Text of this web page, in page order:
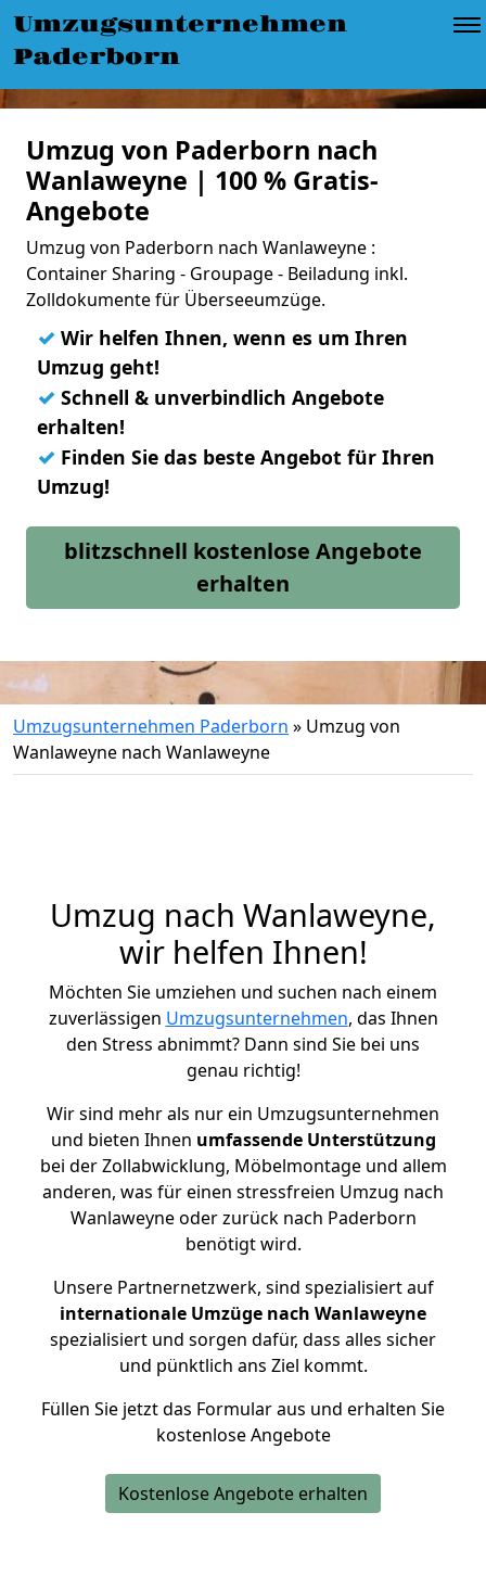
Umzugsunternehmen
Paderborn
Umzug von Paderborn nach
Wanlaweyne | 100 % Gratis-
Angebote
Umzug von Paderborn nach Wanlaweyne :
Container Sharing - Groupage - Beiladung inkl.
Zolldokumente für Überseeumzüge.
✓ Wir helfen Ihnen, wenn es um Ihren
Umzug geht!
✓ Schnell & unverbindlich Angebote
erhalten!
✓ Finden Sie das beste Angebot für Ihren
Umzug!
blitzschnell kostenlose Angebote
erhalten
Umzugsunternehmen Paderborn » Umzug von
Wanlaweyne nach Wanlaweyne
Umzug nach Wanlaweyne,
wir helfen Ihnen!
Möchten Sie umziehen und suchen nach einem
zuverlässigen Umzugsunternehmen, das Ihnen
den Stress abnimmt? Dann sind Sie bei uns
genau richtig!
Wir sind mehr als nur ein Umzugsunternehmen
und bieten Ihnen umfassende Unterstützung
bei der Zollabwicklung, Möbelmontage und allem
anderen, was für einen stressfreien Umzug nach
Wanlaweyne oder zurück nach Paderborn
benötigt wird.
Unsere Partnernetzwerk, sind spezialisiert auf
internationale Umzüge nach Wanlaweyne
spezialisiert und sorgen dafür, dass alles sicher
und pünktlich ans Ziel kommt.
Füllen Sie jetzt das Formular aus und erhalten Sie
kostenlose Angebote
Kostenlose Angebote erhalten